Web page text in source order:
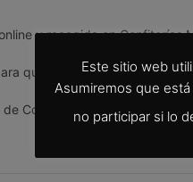
y recogida en Confiterías
quienes buscan dulces de
Confiterías Montemar en
Este sitio web
Asumiremos que
no participar si lo